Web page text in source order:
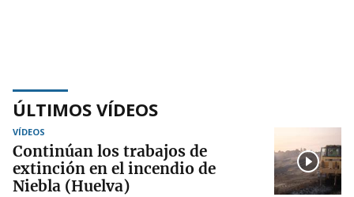
ÚLTIMOS VÍDEOS
VÍDEOS
Continúan los trabajos de
extinción en el incendio de
Niebla (Huelva)